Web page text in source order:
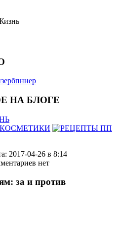
НА БЛОГЕ
2017-04-26 в 8:14
нет
за и против